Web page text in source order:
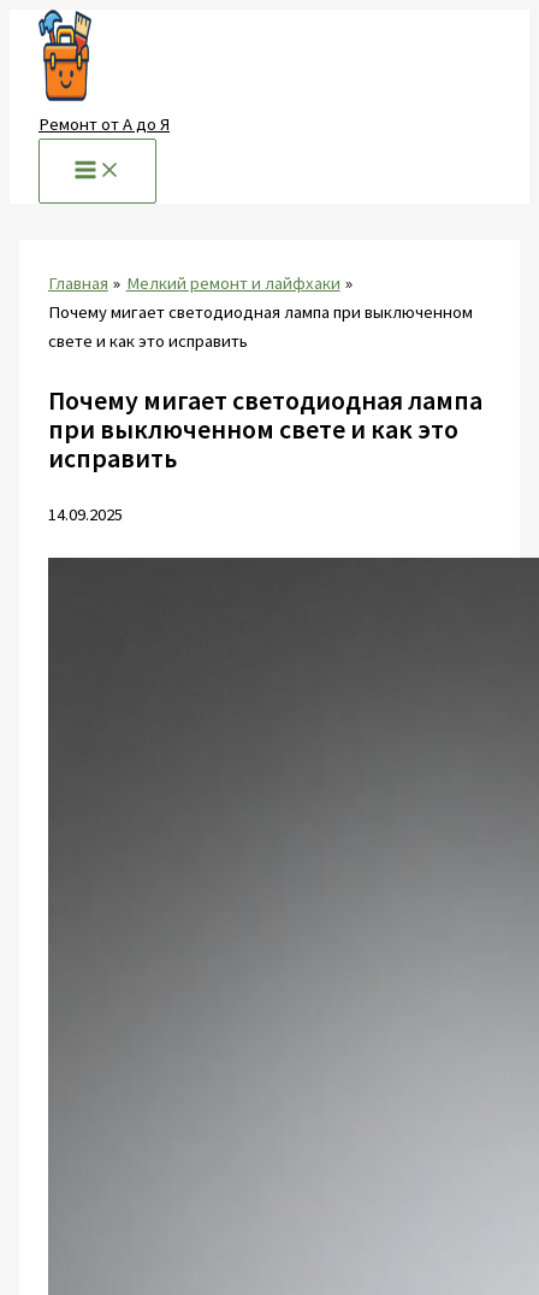
Перейти
содержимому
Ремонт от А до Я
Главная
Мелкий ремонт и лайфхаки
Почему мигает светодиодная лампа при выключенном
свете и как это исправить
Почему мигает светодиодная лампа
при выключенном свете и как это
исправить
14.09.2025